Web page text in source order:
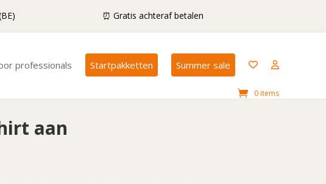
⏰ Gratis achteraf betalen
professionals Startpakketten Summer sale
0 items
aan